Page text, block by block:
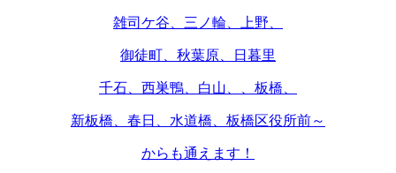
雑司ケ谷、三ノ輪、上野、
御徒町、秋葉原、日暮里
千石、西巣鴨、白山、、板橋、
新板橋、春日、水道橋、板橋区役所前～
からも通えます！